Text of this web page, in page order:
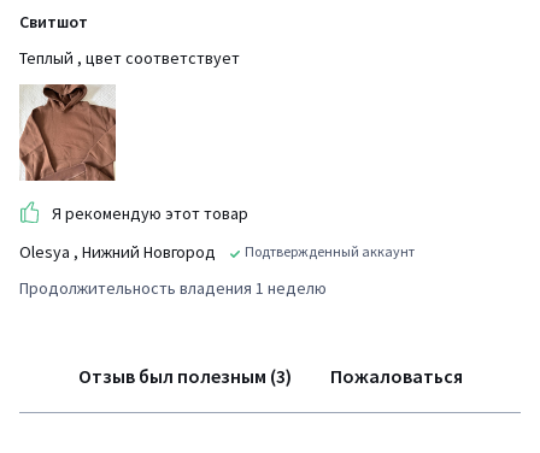
Свитшот
Теплый , цвет соответствует
Я рекомендую этот товар
Olesya , Нижний Новгород Подтвержденный аккаунт
Продолжительность владения 1 неделю
Отзыв был полезным (3) Пожаловаться